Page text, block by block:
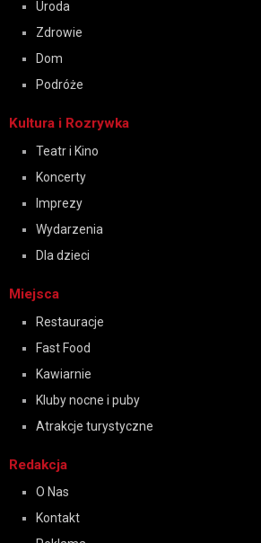
Uroda
Zdrowie
Dom
Podróże
Kultura i Rozrywka
Teatr i Kino
Koncerty
Imprezy
Wydarzenia
Dla dzieci
Miejsca
Restauracje
Fast Food
Kawiarnie
Kluby nocne i puby
Atrakcje turystyczne
Redakcja
O Nas
Kontakt